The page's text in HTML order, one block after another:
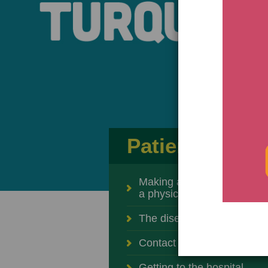
Patient care
Making an appointment
a physician
The diseases and
Contact a physician